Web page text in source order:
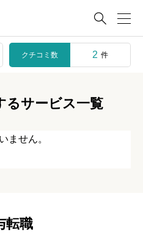

クチコミ数 2 件
るサービス一覧
ません。
転職